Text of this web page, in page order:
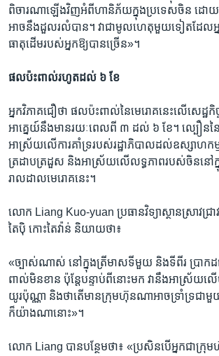
ពិចារណា​ឡើង​វិញ​អំពី​ហានិភ័យ​ក្នុង​ប្រទេស​ចិន ដោយ
អាច​នឹង​ដួល​រលំ​បាន។ វា​ជា​មូលហេតុ​មួយ​ទៀត​ដែល​អ្នក​
ធាតុ​ដើម​របស់​អ្នក​ឱ្យ​បាន​ច្រើន»។
ផល​ប៉ះពាល់​រហូត​ដល់ ៦ ខែ
អ្នក​វិភាគ​ជឿ​ថា ផល​ប៉ះពាល់​នៃ​មេរោគ​នេះ​លើ​សេដ្ឋ
អាគ្នេយ៍​នឹង​មាន​រយៈពេល​ពី ៣ ដល់ ៦ ខែ។ ល្បឿន​ន
អាស្រ័យ​លើ​ការ​គាំទ្រ​របស់​រដ្ឋាភិបាល​ដល់​ឧស្សាហក
ត្រដាបត្រដួស និង​អាស្រ័យ​លើ​លទ្ធភាព​របស់​ចិន​នៅ​ក្នុង​
រាលដាល​មេរោគ​នេះ។
លោក Liang Kuo-yuan ប្រធាន​វិទ្យាស្ថាន​ស្រាវជ្រ
តៃប៉ិ កោះ​តៃវ៉ាន់ និយាយ​ថា៖
«ច្បាស់​ណាស់ នៅ​ក្នុង​ត្រីមាស​ទី​មួយ និង​ទី​ពីរ ប្រាក
ពាល់​មិន​ខាន ប៉ុន្តែ​បន្ទាប់​ពី​នោះ​មក វា​នឹង​អាស្រ័យ​លើ​
យូរ​ប៉ុណ្ណា និង​ថា​តើ​មាន​ក្រុមហ៊ុន​ណា​អាច​ទ្រាំទ្រ​ជាមួ
ក៏​យ៉ាង​ណា​នោះ»។
លោក Liang បាន​បន្ថែម​ថា៖ «ប្រសិន​បើ​អ្នក​ជា​ក្រុមហ៊ុ